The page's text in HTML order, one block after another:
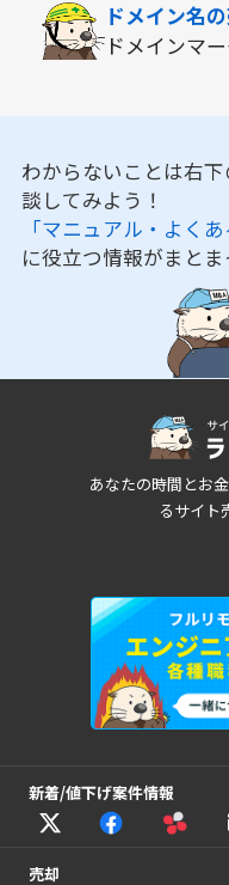
ドメイン名の
ドメインマ
わからないことは右下
談してみよう！
「マニュアル・よくあ
に役立つ情報がまとま
あなたの時間とお
るサイト
新着/値下げ案件情報
売却